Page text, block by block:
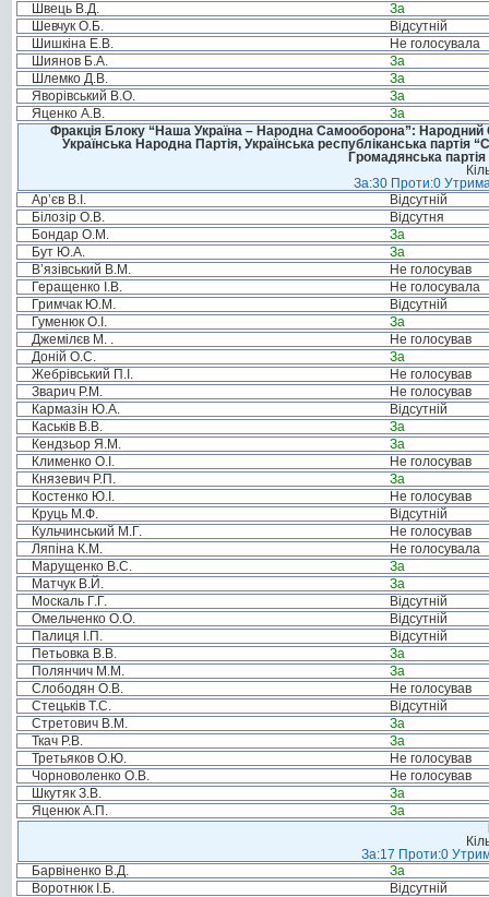
Швець В.Д.
За
Шевчук О.Б.
Відсутній
Шишкіна Е.В.
Не голосувала
Шиянов Б.А.
За
Шлемко Д.В.
За
Яворівський В.О.
За
Яценко А.В.
За
Фракція Блоку “Наша Україна – Народна Самооборона”: Народний
Українська Народна Партія, Українська республіканська
Громадянська
За:30 Проти:0
Ар’єв В.І.
Відсутній
Білозір О.В.
Відсутня
Бондар О.М.
За
Бут Ю.А.
За
В’язівський В.М.
Не голосував
Геращенко І.В.
Не голосувала
Гримчак Ю.М.
Відсутній
Гуменюк О.І.
За
Джемілєв М. .
Не голосував
Доній О.С.
За
Жебрівський П.І.
Не голосував
Зварич Р.М.
Не голосував
Кармазін Ю.А.
Відсутній
Каськів В.В.
За
Кендзьор Я.М.
За
Клименко О.І.
Не голосував
Князевич Р.П.
За
Костенко Ю.І.
Не голосував
Круць М.Ф.
Відсутній
Кульчинський М.Г.
Не голосував
Ляпіна К.М.
Не голосувала
Марущенко В.С.
За
Матчук В.Й.
За
Москаль Г.Г.
Відсутній
Омельченко О.О.
Відсутній
Палиця І.П.
Відсутній
Петьовка В.В.
За
Полянчич М.М.
За
Слободян О.В.
Не голосував
Стецьків Т.С.
Відсутній
Стретович В.М.
За
Ткач Р.В.
За
Третьяков О.Ю.
Не голосував
Чорноволенко О.В.
Не голосував
Шкутяк З.В.
За
Яценюк А.П.
За
За:17 Проти:0
Барвіненко В.Д.
За
Воротнюк І.Б.
Відсутній